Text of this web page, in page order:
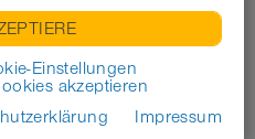
Einstellungen
akzeptieren
Impressum